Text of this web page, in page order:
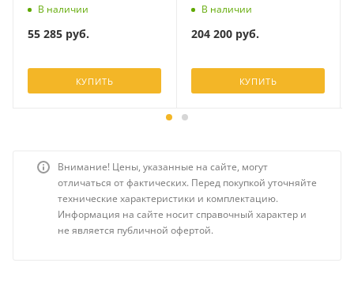
В наличии
55 285 руб.
КУПИТЬ
В наличии
204 200 руб.
КУПИТЬ
Внимание! Цены, указанные на сайте, могут
отличаться от фактических. Перед покупкой уточняйте
технические характеристики и комплектацию.
Информация на сайте носит справочный характер и
не является публичной офертой.